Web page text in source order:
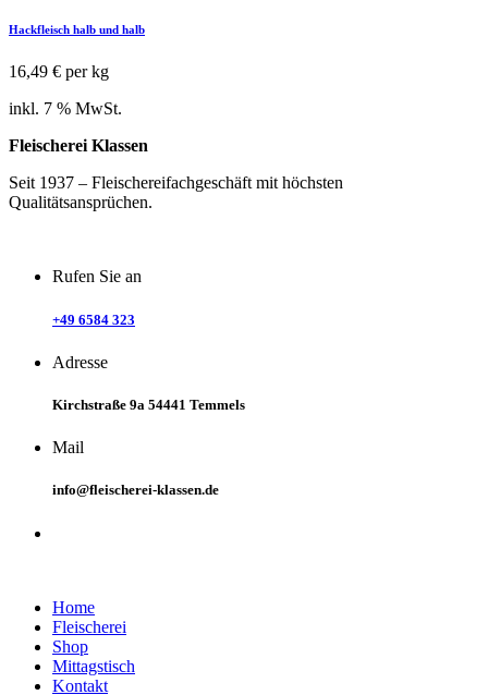
Hackfleisch halb und halb
16,49 € per kg
inkl. 7 % MwSt.
Fleischerei Klassen
Seit 1937‭ ‬‮–‬‭ ‬Fleischereifachgeschäft mit höchsten
Rufen Sie an
+49 6584 323
Adresse
Kirchstraße 9a 54441 Temmels
Mail
info@fleischerei-klassen.de
Home
Fleischerei
Shop
Mittagstisch
Kontakt